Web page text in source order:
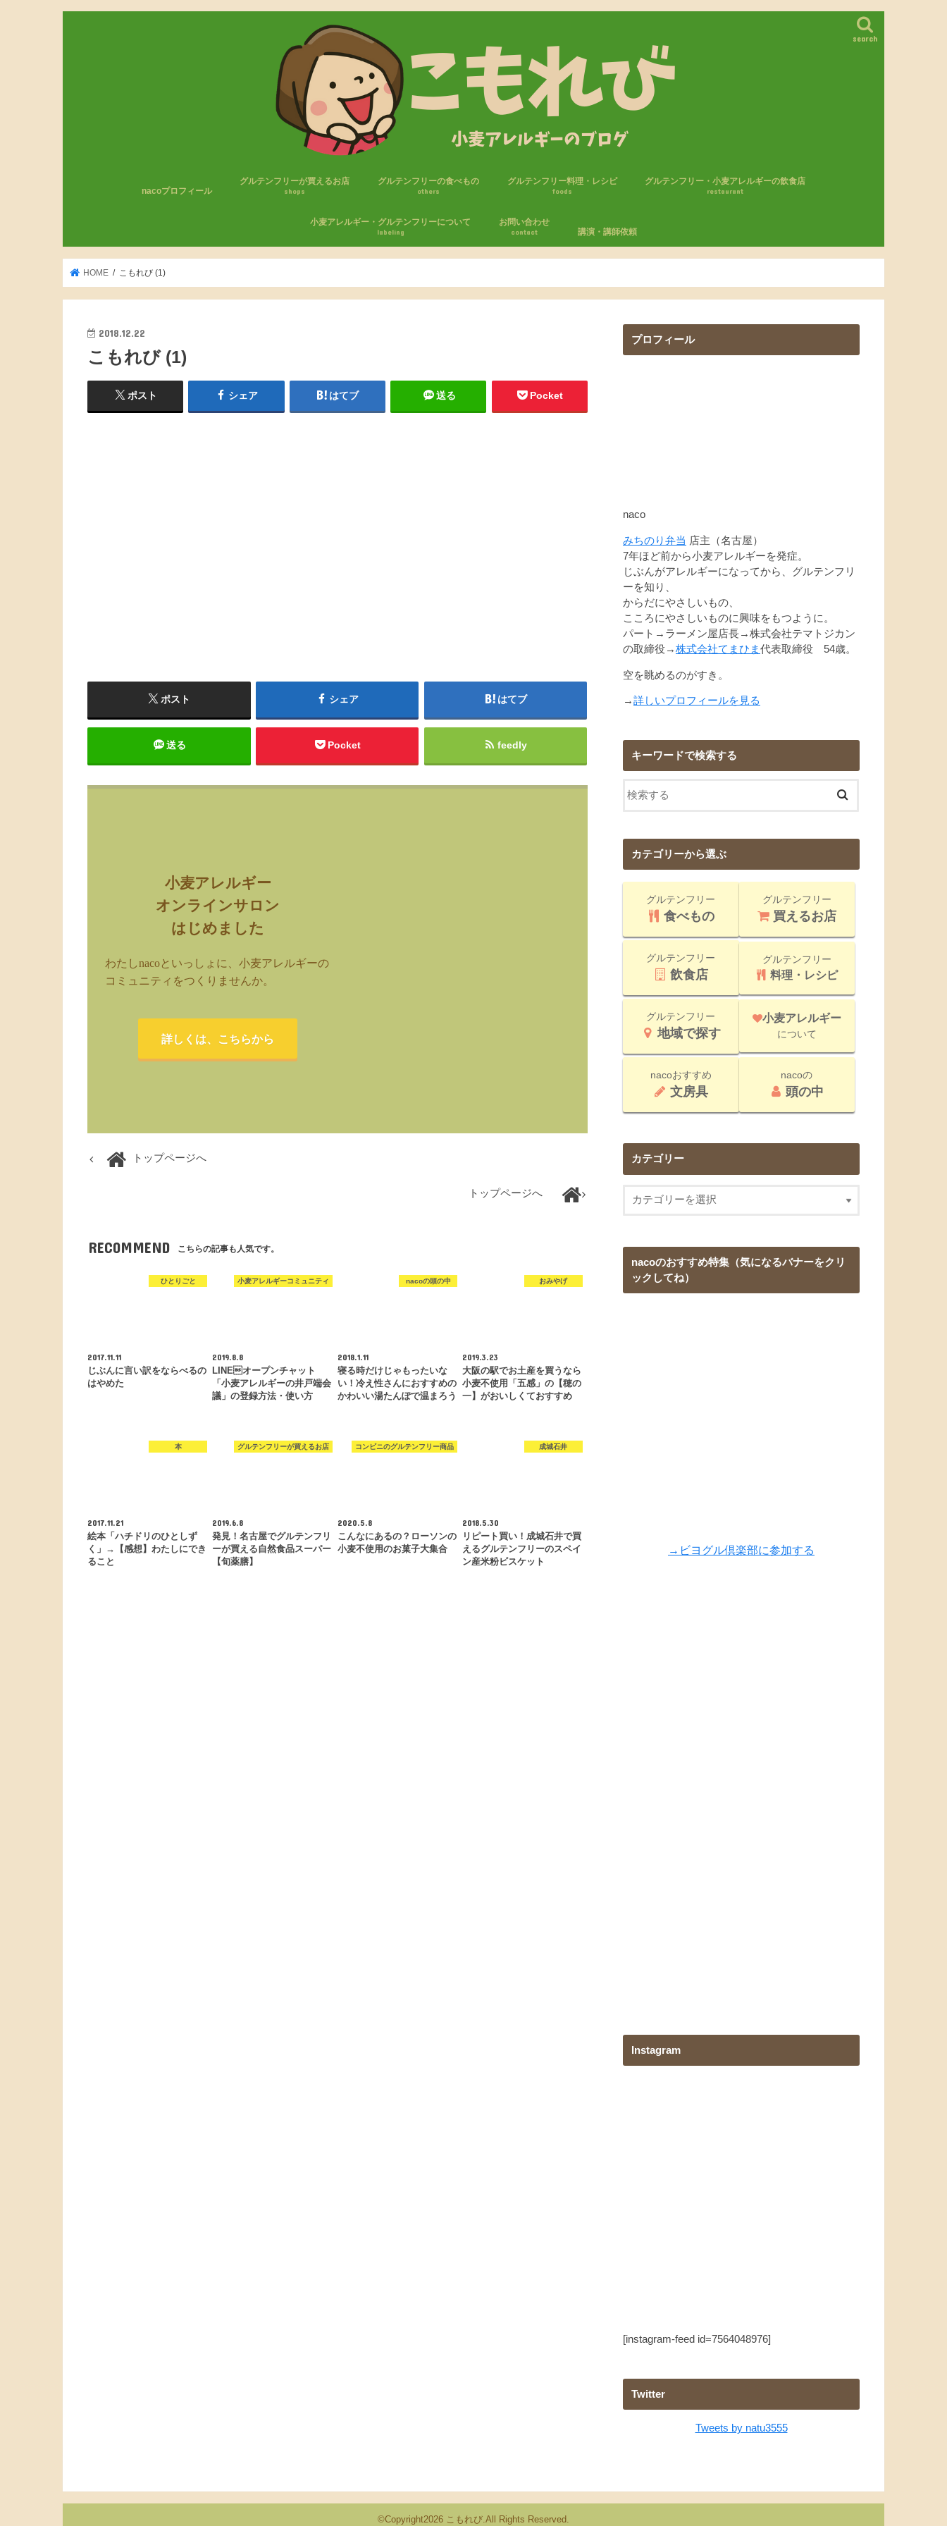
search
nacoプロフィール
グルテンフリーが買えるお店
shops
コンビニのグルテンフリー商品 セブンイレブン
ファミリーマート
ローソン
ローソンストア100
グルテンフリーの食べもの
others
グルテンフリー料理・レシピ
foods
おやつ
パン
米粉・ライスジュレ
調味料
麺
グルテンフリー・小麦アレルギーの飲食店
restaurant
小麦アレルギー・グルテンフリーについて
labeling
わたしの小麦アレルギー体験 エピペン
気をつけること
小麦アレルギーの生活
お問い合わせ
contact 講演・講師依頼
HOME こもれび (1)
2018.12.22
こもれび (1)
ポスト シェア はてブ 送る Pocket
ポスト シェア はてブ
送る Pocket feedly
小麦アレルギー
オンラインサロン
はじめました
わたしnacoといっしょに、小麦アレルギーの
コミュニティをつくりませんか。
詳しくは、こちらから
トップページへ
トップページへ
RECOMMEND こちらの記事も人気です。
ひとりごと
2017.11.11
じぶんに言い訳をならべるの
はやめた
小麦アレルギーコミュニティ
2019.8.8
LINEオープンチャット
「小麦アレルギーの井戸端会
議」の登録方法・使い方
nacoの頭の中
2018.1.11
寝る時だけじゃもったいな
い！冷え性さんにおすすめの
かわいい湯たんぽで温まろう
おみやげ
2019.3.23
大阪の駅でお土産を買うなら
小麦不使用「五感」の【穂の
一】がおいしくておすすめ
本
2017.11.21
絵本「ハチドリのひとしず
く」→【感想】わたしにでき
ること
グルテンフリーが買えるお店
2019.6.8
発見！名古屋でグルテンフリ
ーが買える自然食品スーパー
【旬薬膳】
コンビニのグルテンフリー商品
2020.5.8
こんなにあるの？ローソンの
小麦不使用のお菓子大集合
成城石井
2018.5.30
リピート買い！成城石井で買
えるグルテンフリーのスペイ
ン産米粉ビスケット
プロフィール
naco
みちのり弁当 店主（名古屋）
7年ほど前から小麦アレルギーを発症。
じぶんがアレルギーになってから、グルテンフリ
ーを知り、
からだにやさしいもの、
こころにやさしいものに興味をもつように。
パート→ラーメン屋店長→株式会社テマトジカン
の取締役→株式会社てまひま代表取締役 54歳。
空を眺めるのがすき。
→詳しいプロフィールを見る
キーワードで検索する
カテゴリーから選ぶ
グルテンフリー
食べもの
グルテンフリー
買えるお店
グルテンフリー
飲食店
グルテンフリー
料理・レシピ
グルテンフリー
地域で探す
小麦アレルギー
について
nacoおすすめ
文房具
nacoの
頭の中
カテゴリー
nacoのおすすめ特集（気になるバナーをクリ
ックしてね）
→ビヨグル倶楽部に参加する
Instagram
[instagram-feed id=7564048976]
Twitter
Tweets by natu3555
©Copyright2026 こもれび .All Rights Reserved.